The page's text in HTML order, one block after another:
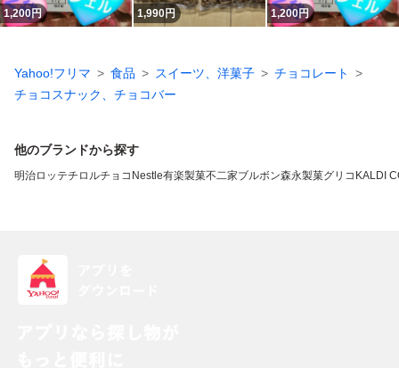
1,200円 1,990円 1,200円
Yahoo!フリマ 食品 スイーツ、洋菓子
チョコレート
チョコスナック、チョコバー
他のブランドから探す
明治ロッテチロルチョコ Nestle有楽製菓不二家ブルボン森永製菓グリコ KALDI